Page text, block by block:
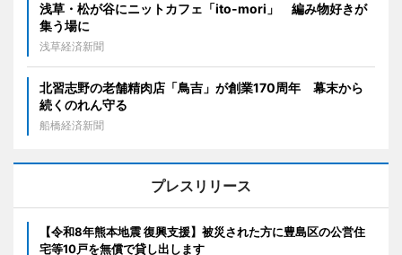
浅草・松が谷にニットカフェ「ito-mori」 編み物好きが
集う場に
浅草経済新聞
北習志野の老舗精肉店「鳥吉」が創業170周年 幕末から
続くのれん守る
船橋経済新聞
プレスリリース
【令和8年熊本地震 復興支援】被災された方に豊島区の公営住
宅等10戸を無償で貸し出します